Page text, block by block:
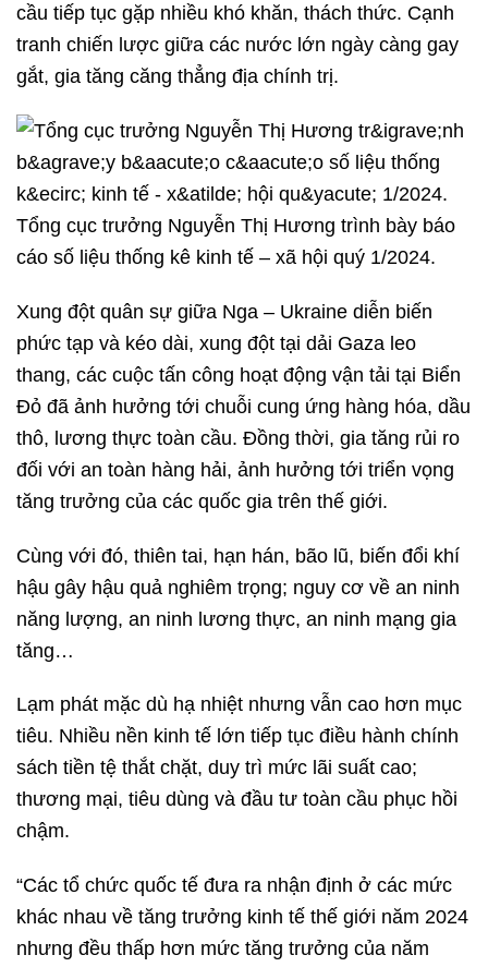
cầu tiếp tục gặp nhiều khó khăn, thách thức. Cạnh
tranh chiến lược giữa các nước lớn ngày càng gay
gắt, gia tăng căng thẳng địa chính trị.
Tổng cục trưởng Nguyễn Thị Hương trình bày báo
cáo số liệu thống kê kinh tế – xã hội quý 1/2024.
Xung đột quân sự giữa Nga – Ukraine diễn biến
phức tạp và kéo dài, xung đột tại dải Gaza leo
thang, các cuộc tấn công hoạt động vận tải tại Biển
Đỏ đã ảnh hưởng tới chuỗi cung ứng hàng hóa, dầu
thô, lương thực toàn cầu. Đồng thời, gia tăng rủi ro
đối với an toàn hàng hải, ảnh hưởng tới triển vọng
tăng trưởng của các quốc gia trên thế giới.
Cùng với đó, thiên tai, hạn hán, bão lũ, biến đổi khí
hậu gây hậu quả nghiêm trọng; nguy cơ về an ninh
năng lượng, an ninh lương thực, an ninh mạng gia
tăng…
Lạm phát mặc dù hạ nhiệt nhưng vẫn cao hơn mục
tiêu. Nhiều nền kinh tế lớn tiếp tục điều hành chính
sách tiền tệ thắt chặt, duy trì mức lãi suất cao;
thương mại, tiêu dùng và đầu tư toàn cầu phục hồi
chậm.
“Các tổ chức quốc tế đưa ra nhận định ở các mức
khác nhau về tăng trưởng kinh tế thế giới năm 2024
nhưng đều thấp hơn mức tăng trưởng của năm